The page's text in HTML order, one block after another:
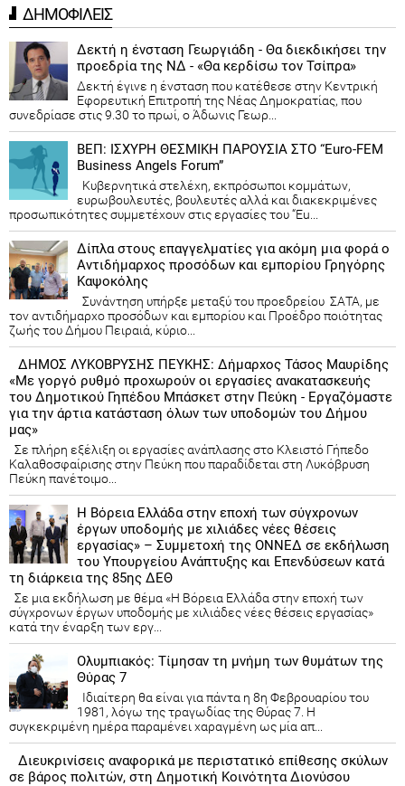
ΔΗΜΟΦΙΛΕΙΣ
Δεκτή η ένσταση Γεωργιάδη - Θα διεκδικήσει την
προεδρία της ΝΔ - «Θα κερδίσω τον Τσίπρα»
Δεκτή έγινε η ένσταση που κατέθεσε στην Κεντρική
Εφορευτική Επιτροπή της Νέας Δημοκρατίας, που
συνεδρίασε στις 9.30 το πρωί, ο Άδωνις Γεωρ...
ΒΕΠ: ΙΣΧΥΡΗ ΘΕΣΜΙΚΗ ΠΑΡΟΥΣΙΑ ΣΤΟ “Euro-FEM
Business Angels Forum”
Κυβερνητικά στελέχη, εκπρόσωποι κομμάτων,
ευρωβουλευτές, βουλευτές αλλά και διακεκριμένες
προσωπικότητες συμμετέχουν στις εργασίες του “Eu...
Δίπλα στους επαγγελματίες για ακόμη μια φορά ο
Αντιδήμαρχος προσόδων και εμπορίου Γρηγόρης
Καψοκόλης
Συνάντηση υπήρξε μεταξύ του προεδρείου ΣΑΤΑ, με
τον αντιδήμαρχο προσόδων και εμπορίου και Προέδρο ποιότητας
ζωής του Δήμου Πειραιά, κύριο...
ΔΗΜΟΣ ΛΥΚΟΒΡΥΣΗΣ ΠΕΥΚΗΣ: Δήμαρχος Τάσος Μαυρίδης
«Με γοργό ρυθμό προχωρούν οι εργασίες ανακατασκευής
του Δημοτικού Γηπέδου Μπάσκετ στην Πεύκη - Εργαζόμαστε
για την άρτια κατάσταση όλων των υποδομών του Δήμου
μας»
Σε πλήρη εξέλιξη οι εργασίες ανάπλασης στο Κλειστό Γήπεδο
Καλαθοσφαίρισης στην Πεύκη που παραδίδεται στη Λυκόβρυση
Πεύκη πανέτοιμο...
Η Βόρεια Ελλάδα στην εποχή των σύγχρονων
έργων υποδομής με χιλιάδες νέες θέσεις
εργασίας» – Συμμετοχή της ΟΝΝΕΔ σε εκδήλωση
του Υπουργείου Ανάπτυξης και Επενδύσεων κατά
τη διάρκεια της 85ης ΔΕΘ
Σε μια εκδήλωση με θέμα «Η Βόρεια Ελλάδα στην εποχή των
σύγχρονων έργων υποδομής με χιλιάδες νέες θέσεις εργασίας»
κατά την έναρξη των εργ...
Ολυμπιακός: Τίμησαν τη μνήμη των θυμάτων της
Θύρας 7
Ιδιαίτερη θα είναι για πάντα η 8η Φεβρουαρίου του
1981, λόγω της τραγωδίας της Θύρας 7. Η
συγκεκριμένη ημέρα παραμένει χαραγμένη ως μία απ...
Διευκρινίσεις αναφορικά με περιστατικό επίθεσης σκύλων
σε βάρος πολιτών, στη Δημοτική Κοινότητα Διονύσου